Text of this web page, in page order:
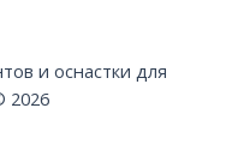
и оснастки для
2026